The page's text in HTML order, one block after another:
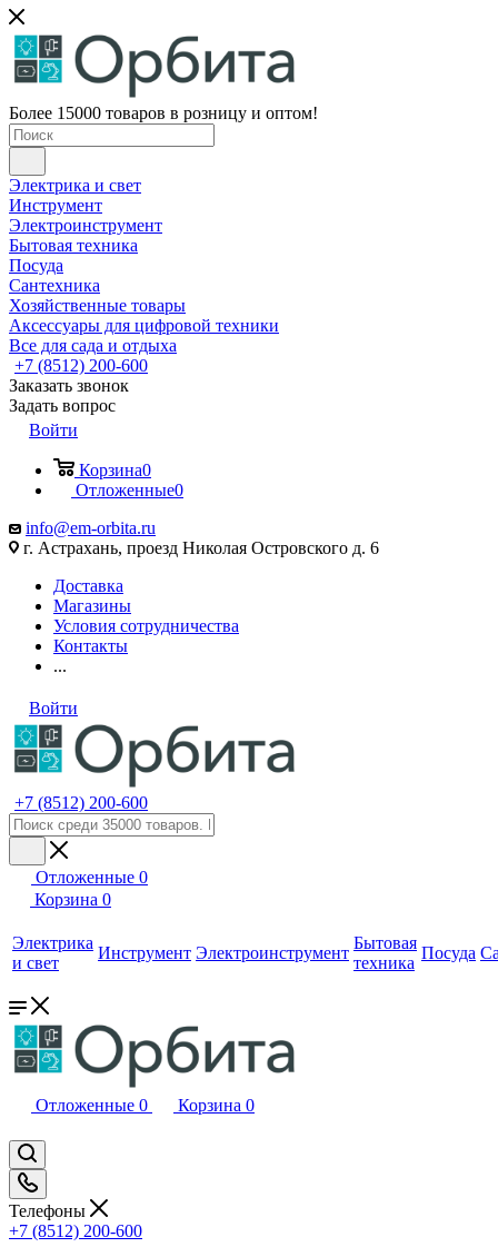
Более 15000 товаров в розницу и оптом!
Электрика и свет
Инструмент
Электроинструмент
Бытовая техника
Посуда
Сантехника
Хозяйственные товары
Аксессуары для цифровой техники
Все для сада и отдыха
+7 (8512) 200-600
Заказать звонок
Задать вопрос
Войти
Корзина0
Отложенные0
info@em-orbita.ru
г. Астрахань, проезд Николая Островского д. 6
Доставка
Магазины
Условия сотрудничества
Контакты
...
Войти
+7 (8512) 200-600
Отложенные 0
Корзина 0
Электрика
и свет
Инструмент Электроинструмент
Бытовая
техника
Посуда
Отложенные 0 Корзина 0
Телефоны
+7 (8512) 200-600